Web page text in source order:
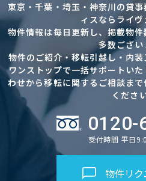
東京・千葉・埼玉・神奈川の貸
ィスならライヴ
物件情報は毎日更新し、掲載物
多数ござい
物件のご紹介・移転引越し・内
ワンストップで一括サポートい
わせから移転に関するご相談ま
ください
0120-
受付時間 平日
物件リ